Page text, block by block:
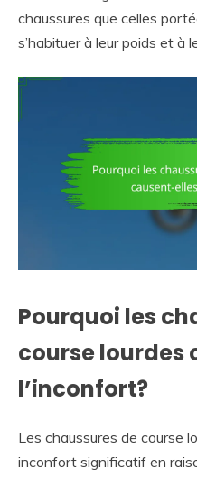
chaussures que celles
s’habituer à leur poids et à
Pourquoi les
course lourdes
l’inconfort?
Les chaussures de course
inconfort significatif en